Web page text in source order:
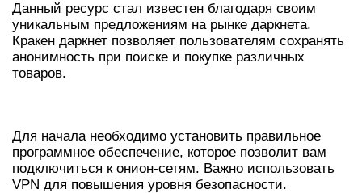
Данный ресурс стал известен благодаря своим
уникальным предложениям на рынке даркнета.
Кракен даркнет позволяет пользователям сохранять
анонимность при поиске и покупке различных
товаров.
Для начала необходимо установить правильное
программное обеспечение, которое позволит вам
подключиться к онион-сетям. Важно использовать
VPN для повышения уровня безопасности.